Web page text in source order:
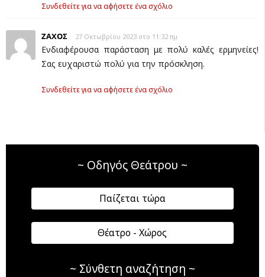
Συνδεθείτε για να αφήσετε ένα σχόλιο
ΖΑΧΟΣ 27 Οκτωβρίου 2023 στο 11:32 πμ
Ενδιαφέρουσα παράσταση με πολύ καλές ερμηνείες!
Σας ευχαριστώ πολύ για την πρόσκληση.
Συνδεθείτε για να αφήσετε ένα σχόλιο
~ Οδηγός Θεάτρου ~
Παίζεται τώρα
Θέατρο - Χώρος
~ Σύνθετη αναζήτηση ~